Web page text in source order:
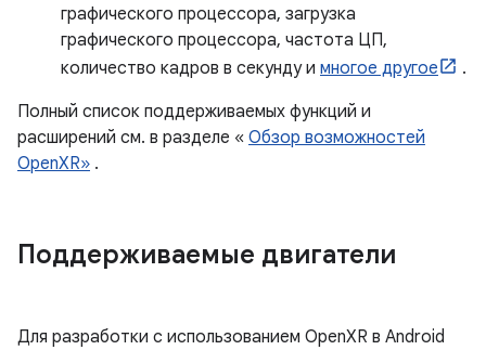
графического процессора, загрузка
графического процессора, частота ЦП,
количество кадров в секунду и многое другое
.
Полный список поддерживаемых функций и
расширений см. в разделе « Обзор возможностей
OpenXR» .
Поддерживаемые двигатели
Для разработки с использованием OpenXR в Android